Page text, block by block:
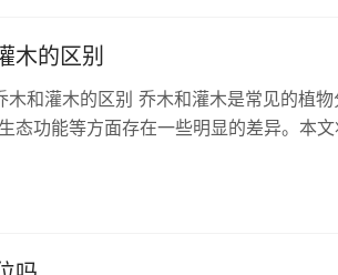
木的区别
木和灌木的区别 乔木和灌木是常见的植
态功能等方面存在一些明显的差异。本文